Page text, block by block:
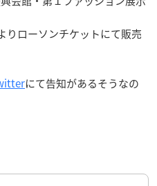
ローソンチケットにて販売
にて告知があるそうなの